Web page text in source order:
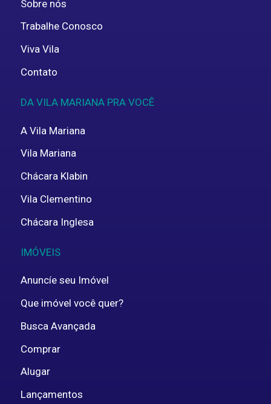
Sobre nós
Trabalhe Conosco
Viva Vila
Contato
DA VILA MARIANA PRA VOCÊ
A Vila Mariana
Vila Mariana
Chácara Klabin
Vila Clementino
Chácara Inglesa
IMÓVEIS
Anuncíe seu Imóvel
Que imóvel você quer?
Busca Avançada
Comprar
Alugar
Lançamentos